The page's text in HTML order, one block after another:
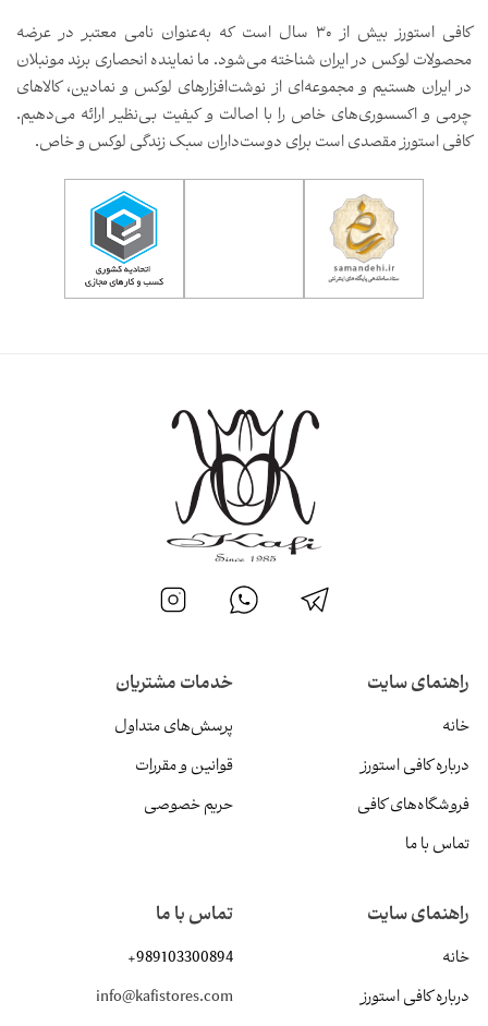
کافی استورز بیش از ۳۰ سال است که به‌عنوان نامی معتبر در عرضه
محصولات لوکس در ایران شناخته می‌شود. ما نماینده انحصاری برند مونبلان
در ایران هستیم و مجموعه‌ای از نوشت‌افزارهای لوکس و نمادین، کالاهای
چرمی و اکسسوری‌های خاص را با اصالت و کیفیت بی‌نظیر ارائه می‌دهیم.
کافی استورز مقصدی است برای دوست‌داران سبک زندگی لوکس و خاص.
راهنمای سایت
خانه
درباره کافی استورز
فروشگاه‌های کافی
تماس با ما
خدمات مشتریان
پرسش‌های متداول
قوانین و مقررات
حریم خصوصی
راهنمای سایت
خانه
درباره کافی استورز
تماس با ما
+989103300894
info@kafistores.com